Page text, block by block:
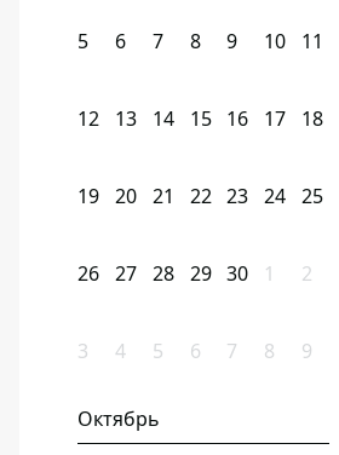
5 6 7 8 9 10 11
12 13 14 15 16 17 18
19 20 21 22 23 24 25
26 27 28 29 30 1 2
3 4 5 6 7 8 9
Октябрь